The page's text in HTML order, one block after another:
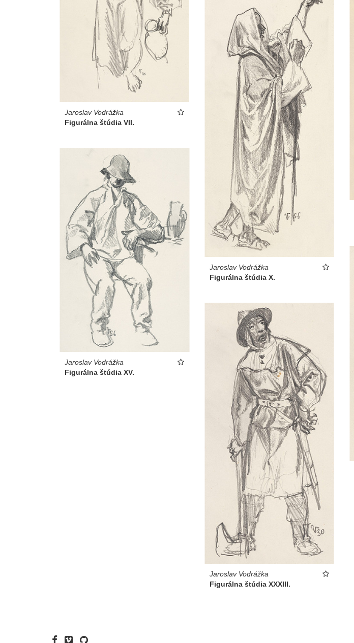
Jaroslav Vodrážka
Figurálna štúdia VII.
Jaroslav Vodrážka
Figurálna štúdia X.
Jaroslav Vodrážka
Figurálna štúdia XV.
Jaroslav Vodrážka
Figurálna štúdia XXXIII.